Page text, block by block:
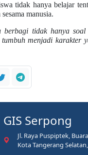
tidak hanya belajar
manusia.
berbagi tidak hanya
menjadi karakter
GIS Serpong
Jl. Raya Puspiptek,
Kota Tangerang